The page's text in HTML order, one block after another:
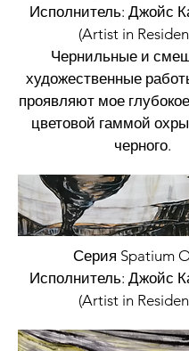
Исполнитель: Джойс
(Artist in
Чернильные и
художественные
проявляют мое
цветовой гаммой
черного.
Серия Spatium
Исполнитель: Джойс
(Artist in